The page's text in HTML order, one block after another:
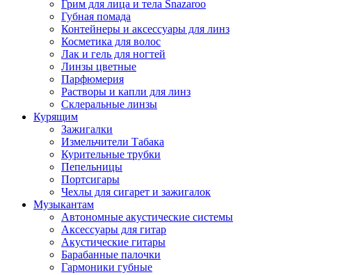
Грим для лица и тела Snazaroo
Губная помада
Контейнеры и аксессуары для линз
Косметика для волос
Лак и гель для ногтей
Линзы цветные
Парфюмерия
Растворы и капли для линз
Склеральные линзы
Курящим
Зажигалки
Измельчители Табака
Курительные трубки
Пепельницы
Портсигары
Чехлы для сигарет и зажигалок
Музыкантам
Автономные акустические системы
Аксессуары для гитар
Акустические гитары
Барабанные палочки
Гармоники губные